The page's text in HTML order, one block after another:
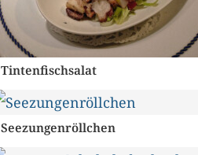
Tintenfischsalat
Seezungenröllchen